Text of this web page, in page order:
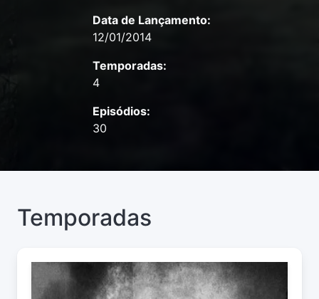
Data de Lançamento:
12/01/2014
Temporadas:
4
Episódios:
30
Temporadas